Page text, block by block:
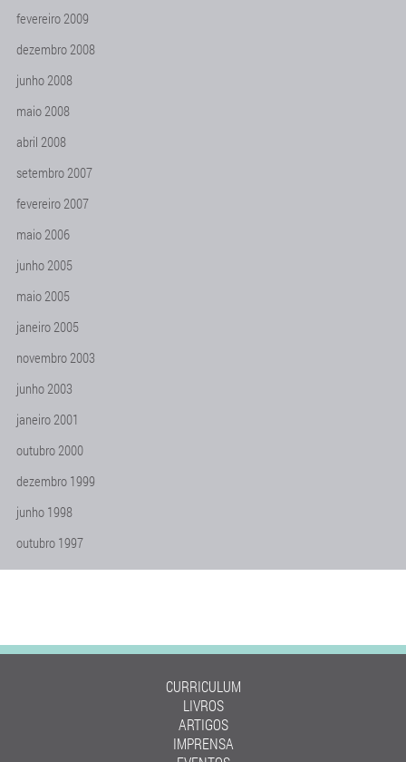
fevereiro 2009
dezembro 2008
junho 2008
maio 2008
abril 2008
setembro 2007
fevereiro 2007
maio 2006
junho 2005
maio 2005
janeiro 2005
novembro 2003
junho 2003
janeiro 2001
outubro 2000
dezembro 1999
junho 1998
outubro 1997
CURRICULUM
LIVROS
ARTIGOS
IMPRENSA